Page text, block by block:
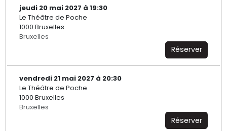
jeudi 20 mai 2027 à 19:30
Le Théâtre de Poche
1000 Bruxelles
Bruxelles
Réserver
vendredi 21 mai 2027 à 20:30
Le Théâtre de Poche
1000 Bruxelles
Bruxelles
Réserver